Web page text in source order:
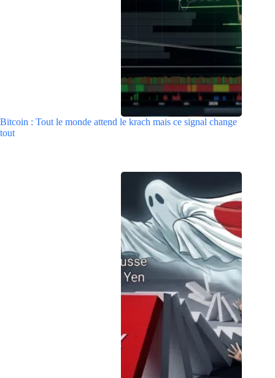
Bitcoin : Tout le monde attend le krach mais ce signal change
tout